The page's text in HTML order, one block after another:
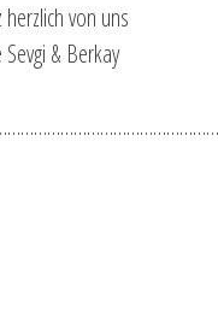
von uns
& Berkay